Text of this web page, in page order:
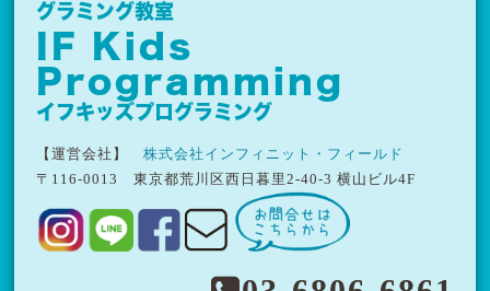
グラミング教室
IF Kids
Programming
イフキッズプログラミング
【運営会社】株式会社インフィニット・フィールド
〒116-0013東京都荒川区西日暮里2-40-3 横山ビル4F